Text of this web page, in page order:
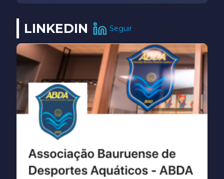
LINKEDIN Seguir